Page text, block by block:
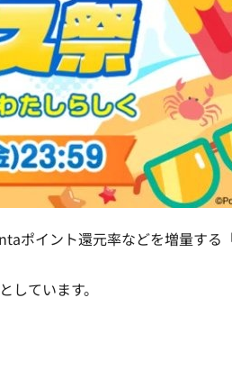
ポイント還元率などを増量する
ています。